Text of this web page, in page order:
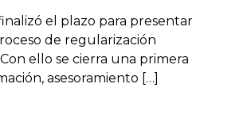
el plazo para presentar
de regularización
ello se cierra una primera
asesoramiento […]